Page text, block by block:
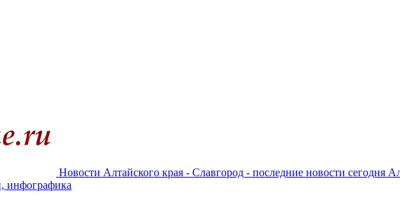
Новости Алтайского края - Славгород - последние новости сегодня
инфографика